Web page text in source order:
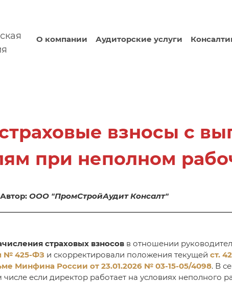
О компании Аудиторские услуги
страховые взносы с
при неполном
Автор: ООО "ПромСтройАудит Консалт"
страховых взносов в отношении
№ 425-ФЗ и скорректировали положения текущей ст.
Минфина России от 23.01.2026 № 03-15-05/4098. В
числе если директор работает на условиях неполного